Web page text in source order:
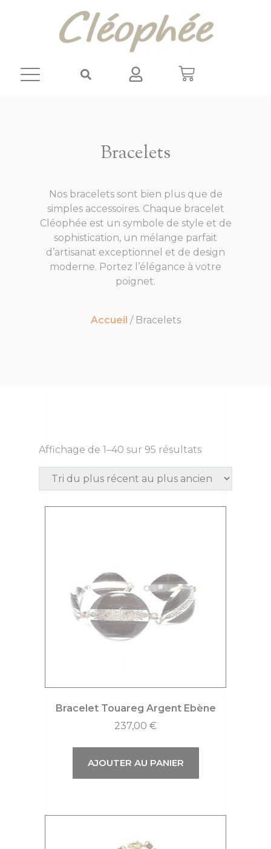
Bracelets
Nos bracelets sont bien plus que de
simples accessoires. Chaque bracelet
Cléophée est un symbole de style et de
sophistication, un mélange parfait
d’artisanat exceptionnel et de design
moderne. Portez l’élégance à votre
poignet.
Accueil / Bracelets
Affichage de 1–40 sur 95 résultats
Bracelet Touareg Argent Ebène
237,00 €
AJOUTER AU PANIER